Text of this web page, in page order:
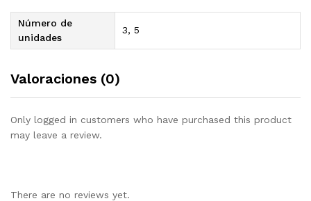
Número de
unidades
3, 5
Valoraciones (0)
Only logged in customers who have purchased this product
may leave a review.
There are no reviews yet.